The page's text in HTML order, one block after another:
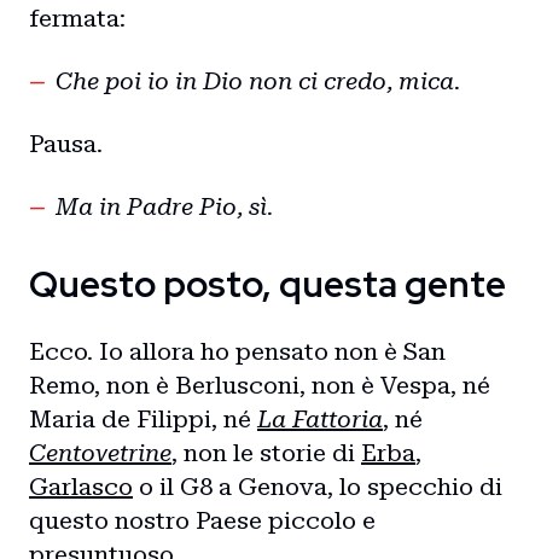
fermata:
Che poi io in Dio non ci credo, mica.
Pausa.
Ma in Padre Pio, sì.
Questo posto, questa gente
Ecco. Io allora ho pensato non è San
Remo, non è Berlusconi, non è Vespa, né
Maria de Filippi, néLa Fattoria, né
Centovetrine, non le storie di Erba,
Garlasco o il G8 a Genova, lo specchio di
questo nostro Paese piccolo e